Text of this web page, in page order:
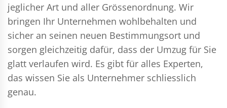
jeglicher Art und aller Grössenordnung. Wir
bringen Ihr Unternehmen wohlbehalten und
sicher an seinen neuen Bestimmungsort und
sorgen gleichzeitig dafür, dass der Umzug für Sie
glatt verlaufen wird. Es gibt für alles Experten,
das wissen Sie als Unternehmer schliesslich
genau.